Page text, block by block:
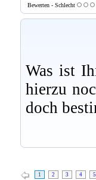
Bewerten - Schlecht
Was ist
hierzu
doch
1 2 3 4 5